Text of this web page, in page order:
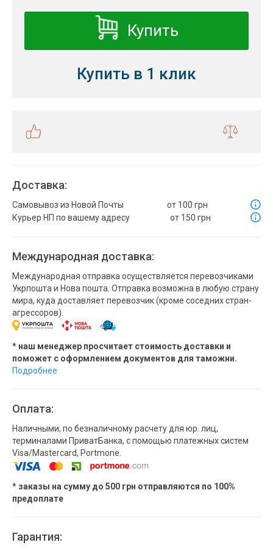
Купить
Купить в 1 клик
Доставка:
Самовывоз из Новой Почты
от 100 грн
Курьер НП по вашему адресу
от 150 грн
Международная доставка:
Международная отправка осуществляется перевозчиками
Укрпошта и Нова пошта. Отправка возможна в любую страну
мира, куда доставляет перевозчик (кроме соседних стран-
агрессоров).
* наш менеджер просчитает стоимость доставки и
поможет с оформлением документов для таможни.
Подробнее
Оплата:
Наличными, по безналичному расчету для юр. лиц,
терминалами ПриватБанка, с помощью платежных систем
Visa/Mastercard, Portmone.
* заказы на сумму до 500 грн отправляются по 100%
предоплате
Гарантия: